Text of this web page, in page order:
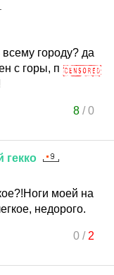
городу? да
с горы, п
8/0
гекко
моей на
недорого.
0/ 2